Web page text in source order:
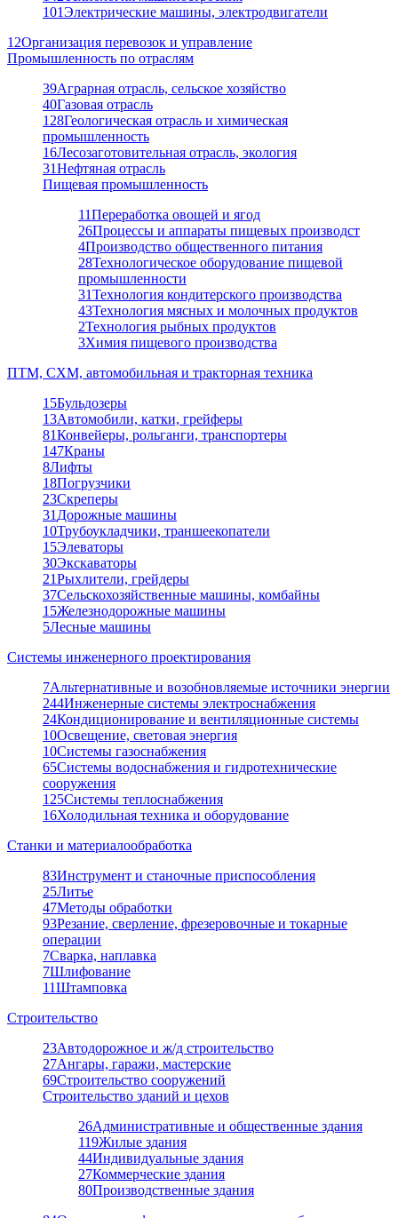
101Электрические машины, электродвигатели
12Организация перевозок и управление
Промышленность по отраслям
39Аграрная отрасль, сельское хозяйство
40Газовая отрасль
128Геологическая отрасль и химическая
промышленность
16Лесозаготовительная отрасль, экология
31Нефтяная отрасль
Пищевая промышленность
11Переработка овощей и ягод
26Процессы и аппараты пищевых производст
4Производство общественного питания
28Технологическое оборудование пищевой
промышленности
31Технология кондитерского производства
43Технология мясных и молочных продуктов
2Технология рыбных продуктов
3Химия пищевого производства
ПТМ, СХМ, автомобильная и тракторная техника
15Бульдозеры
13Автомобили, катки, грейферы
81Конвейеры, рольганги, транспортеры
147Краны
8Лифты
18Погрузчики
23Скреперы
31 Дорожные машины
10Трубоукладчики, траншеекопатели
15Элеваторы
30Экскаваторы
21Рыхлители, грейдеры
37Сельскохозяйственные машины, комбайны
15Железнодорожные машины
5Лесные машины
Системы инженерного проектирования
7Альтернативные и возобновляемые источники энергии
244Инженерные системы электроснабжения
24Кондиционирование и вентиляционные системы
10Освещение, световая энергия
10Системы газоснабжения
65Системы водоснабжения и гидротехнические
сооружения
125Системы теплоснабжения
16Холодильная техника и оборудование
Станки и материалообработка
83Инструмент и станочные приспособления
25Литье
47Методы обработки
93Резание, сверление, фрезеровочные и токарные
операции
7Сварка, наплавка
7Шлифование
11Штамповка
Строительство
23Автодорожное и ж/д строительство
27Ангары, гаражи, мастерские
69Строительство сооружений
Строительство зданий и цехов
26Административные и общественные здания
119Жилые здания
44Индивидуальные здания
27Коммерческие здания
80Производственные здания